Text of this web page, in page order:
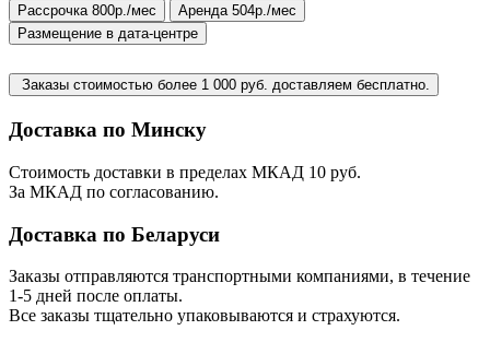
Рассрочка 800р./мес
Аренда 504р./мес
Размещение в дата-центре
Заказы стоимостью более 1 000 руб. доставляем бесплатно.
Доставка по Минску
Стоимость доставки в пределах МКАД 10 руб.
За МКАД по согласованию.
Доставка по Беларуси
Заказы отправляются транспортными компаниями, в течение
1-5 дней после оплаты.
Все заказы тщательно упаковываются и страхуются.